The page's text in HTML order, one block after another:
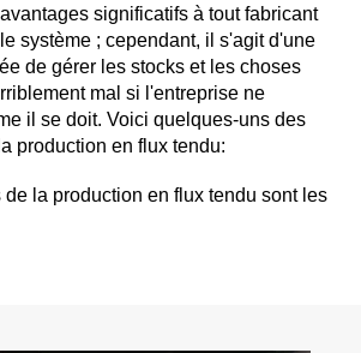
significatifs à tout fabricant
système ; cependant, il s'agit d'une
de gérer les stocks et les choses
mal si l'entreprise ne
il se doit. Voici quelques-uns des
production en flux tendu:
de la production en flux tendu sont les